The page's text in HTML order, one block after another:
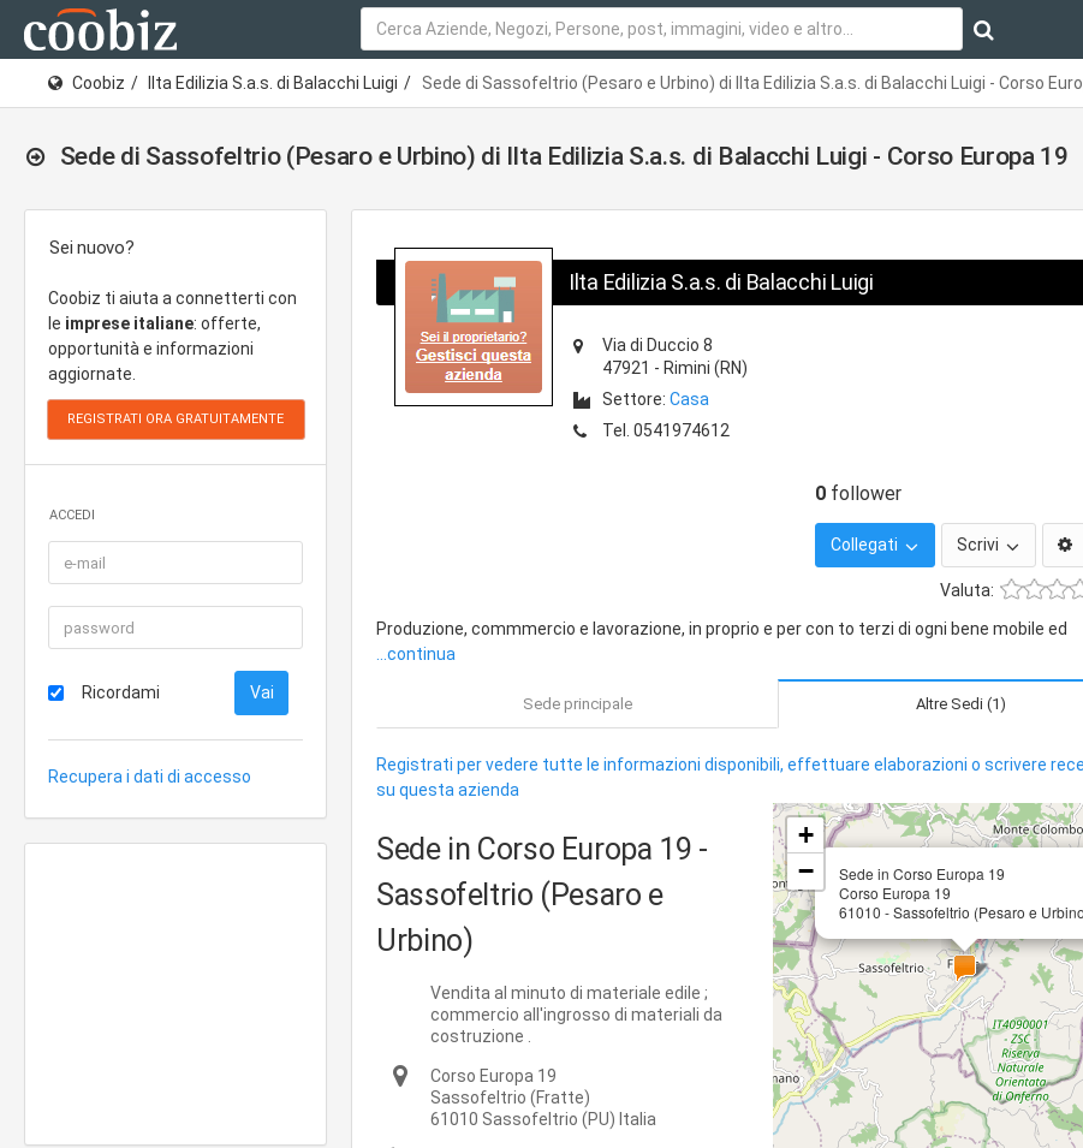
Coobiz Ilta Edilizia S.a.s. di Balacchi Luigi Sede di Sassofeltrio (Pesaro e Urbino) di Ilta Edilizia S.a.s. di Balacchi Luigi - Corso
Sede di Sassofeltrio (Pesaro e Urbino) di Ilta Edilizia S.a.s. di Balacchi Luigi - Corso Europa 19
Sei nuovo?
Coobiz ti aiuta a connetterti con
le imprese italiane: offerte,
opportunità e informazioni
aggiornate.
ACCEDI
Ricordami
Recupera i dati di accesso
Ilta Edilizia S.a.s. di Balacchi Luigi
Via di Duccio 8
47921 - Rimini (RN)
Settore: Casa
Tel. 0541974612
0 follower
Collegati Scrivi
Valuta:
Produzione, commmercio e lavorazione, in proprio e per con to terzi di ogni bene mobile ed
...continua
Sede principale Altre Sedi (1)
Registrati per vedere tutte le informazioni disponibili, effettuare elaborazioni o scrivere
su questa azienda
Sede in Corso Europa 19 -
Sassofeltrio (Pesaro e
Urbino)
Vendita al minuto di materiale edile ;
commercio all'ingrosso di materiali da
costruzione .
Corso Europa 19
Sassofeltrio (Fratte)
61010 Sassofeltrio (PU) Italia
Sede in Corso Europa 19
Corso Europa 19
61010 - Sassofeltrio (Pesaro e
+
−